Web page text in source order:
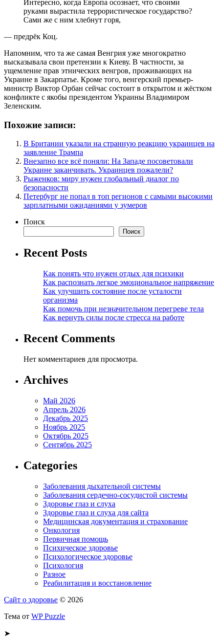
Интересно, когда Европа осознает, что своими
руками вырастила террористическое государство?
Сами же с ним хлебнут горя,
— предрёк Коц.
Напомним, что та же самая Венгрия уже многократно
высказывала свои претензии к Киеву. В частности, за
ущемление прав этнических венгров, проживающих на
Украине в Закарпатье. Кроме того, венгерский премьер-
министр Виктор Орбан сейчас состоит в открытом и жёстком
конфликте с якобы президентом Украины Владимиром
Зеленским.
Похожие записи:
В Британии указали на странную реакцию украинцев на
заявление Трампа
Внезапно все всё поняли: На Западе посоветовали
Украине заканчивать. Украинцев пожалели?
Рыженков: миру нужен глобальный диалог по
безопасности
Петербург не попал в топ регионов с самыми высокими
зарплатными ожиданиями у зумеров
Поиск
Поиск
Recent Posts
Как понять что нужен отдых для психики
Как распознать легкое эмоциональное напряжение
Как улучшить состояние после усталости
организма
Как помочь при незначительном перегреве тела
Как вернуть силы после стресса на работе
Recent Comments
Нет комментариев для просмотра.
Archives
Май 2026
Апрель 2026
Декабрь 2025
Ноябрь 2025
Октябрь 2025
Сентябрь 2025
Categories
Заболевания дыхательной системы
Заболевания сердечно-сосудистой системы
Здоровье глаз и слуха
Здоровье глаз и слуха для сайта
Медицинская документация и страхование
Онкология
Первичная помощь
Психическое здоровье
Психологическое здоровье
Психология
Разное
Реабилитация и восстановление
Сайт о здоровье © 2026
Тема от WP Puzzle
➤